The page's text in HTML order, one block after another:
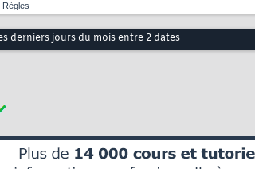
Règles
derniers jours du mois entre 2 dates